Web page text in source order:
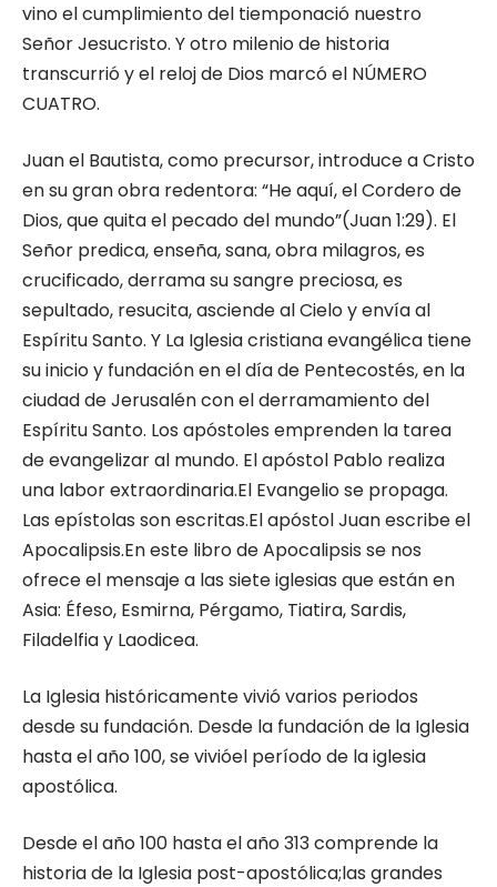
vino el cumplimiento del tiemponació nuestro
Señor Jesucristo. Y otro milenio de historia
transcurrió y el reloj de Dios marcó el NÚMERO
CUATRO.
Juan el Bautista, como precursor, introduce a Cristo
en su gran obra redentora: “He aquí, el Cordero de
Dios, que quita el pecado del mundo”(Juan 1:29). El
Señor predica, enseña, sana, obra milagros, es
crucificado, derrama su sangre preciosa, es
sepultado, resucita, asciende al Cielo y envía al
Espíritu Santo. Y La Iglesia cristiana evangélica tiene
su inicio y fundación en el día de Pentecostés, en la
ciudad de Jerusalén con el derramamiento del
Espíritu Santo. Los apóstoles emprenden la tarea
de evangelizar al mundo. El apóstol Pablo realiza
una labor extraordinaria.El Evangelio se propaga.
Las epístolas son escritas.El apóstol Juan escribe el
Apocalipsis.En este libro de Apocalipsis se nos
ofrece el mensaje a las siete iglesias que están en
Asia: Éfeso, Esmirna, Pérgamo, Tiatira, Sardis,
Filadelfia y Laodicea.
La Iglesia históricamente vivió varios periodos
desde su fundación. Desde la fundación de la Iglesia
hasta el año 100, se vivióel período de la iglesia
apostólica.
Desde el año 100 hasta el año 313 comprende la
historia de la Iglesia post-apostólica;las grandes